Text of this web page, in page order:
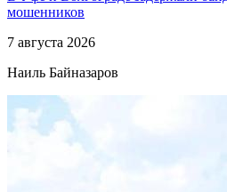
мошенников
7 августа 2026
Наиль Байназаров